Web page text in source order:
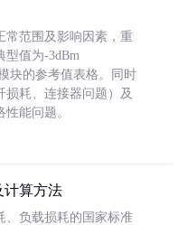
常范围及影响因素，重
型值为-3dBm
块的参考值表格。同时
耗、连接器问题）及
能问题。
计算方法
、负载损耗的国家标准